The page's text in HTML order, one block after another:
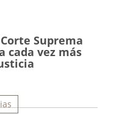
Suprema
cada vez más